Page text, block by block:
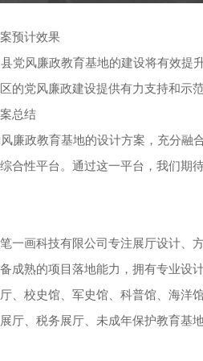
预计效果
党风廉政教育基地的建设将有效提
的党风廉政建设提供有力支持和示范
总结
廉政教育基地的设计方案，充分融
合性平台。通过这一平台，我们期
一画科技有限公司专注展厅设计、
成熟的项目落地能力，拥有专业设
、校史馆、军史馆、科普馆、海洋
厅、税务展厅、未成年保护教育基